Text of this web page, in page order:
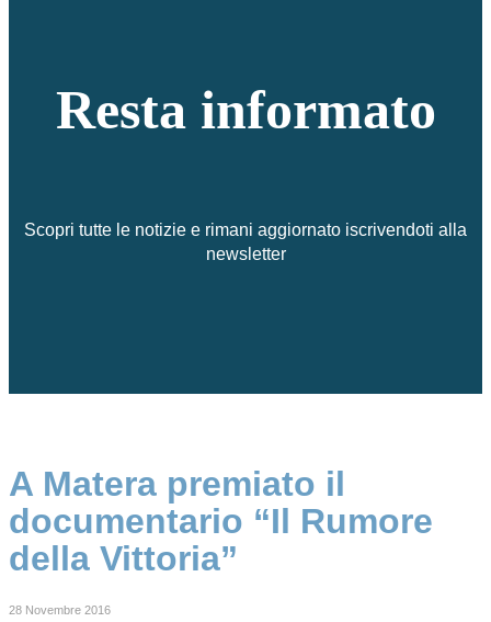
Resta informato
Scopri tutte le notizie e rimani aggiornato iscrivendoti alla
newsletter
A Matera premiato il
documentario “Il Rumore
della Vittoria”
28 Novembre 2016